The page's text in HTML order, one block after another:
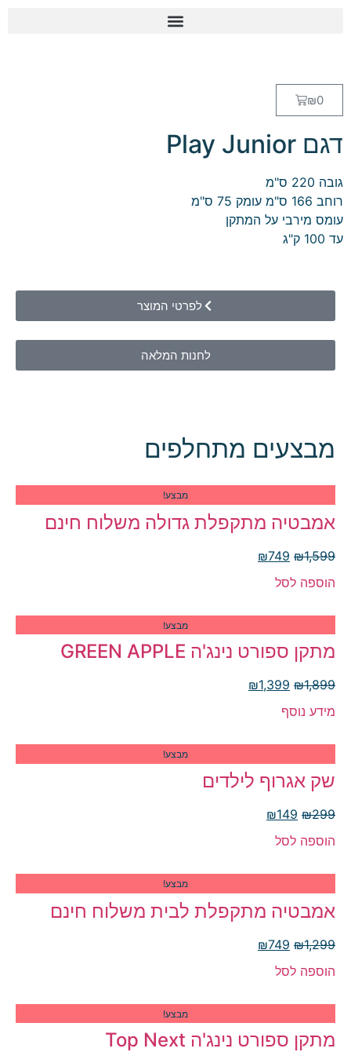
₪0
דגם Play Junior
גובה 220 ס"מ
רוחב 166 ס"מ עומק 75 ס"מ
עומס מירבי על המתקן
עד 100 ק"ג
לפרטי המוצר
לחנות המלאה
מבצעים מתחלפים
מבצע!
אמבטיה מתקפלת גדולה משלוח חינם
₪1,599
₪749
הוספה לסל
מבצע!
מתקן ספורט נינג'ה GREEN APPLE
₪1,899
₪1,399
מידע נוסף
מבצע!
שק אגרוף לילדים
₪299
₪149
הוספה לסל
מבצע!
אמבטיה מתקפלת לבית משלוח חינם
₪1,299
₪749
הוספה לסל
מבצע!
מתקן ספורט נינג'ה Top Next